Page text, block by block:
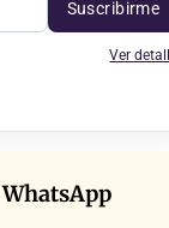
Suscribirme
Ver